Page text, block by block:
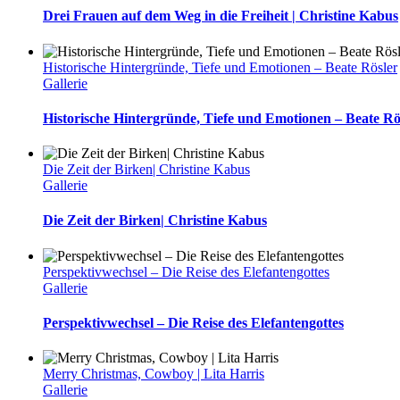
Drei Frauen auf dem Weg in die Freiheit | Christine Kabus
Historische Hintergründe, Tiefe und Emotionen – Beate Rösler
Gallerie
Historische Hintergründe, Tiefe und Emotionen – Beate
Die Zeit der Birken| Christine Kabus
Gallerie
Die Zeit der Birken| Christine Kabus
Perspektivwechsel – Die Reise des Elefantengottes
Gallerie
Perspektivwechsel – Die Reise des Elefantengottes
Merry Christmas, Cowboy | Lita Harris
Gallerie